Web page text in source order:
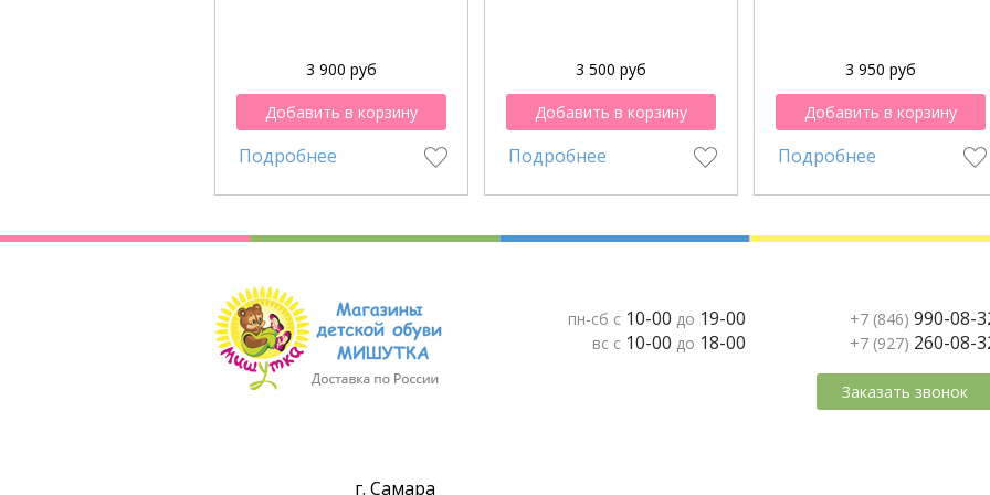
3 900 руб
Добавить в корзину
Подробнее
3 500 руб
Добавить в корзину
Подробнее
3 950 руб
Добавить в корзину
Подробнее
пн-сб с 10-00 до 19-00
вс с 10-00 до 18-00
+7 (846) 990-08-
+7 (927) 260-08-
Заказать звонок
г. Самара